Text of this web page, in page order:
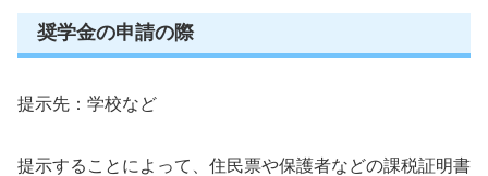
奨学金の申請の際
提示先：学校など
提示することによって、住民票や保護者などの課税証明書